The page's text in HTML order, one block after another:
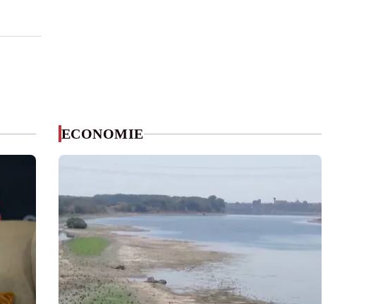
ECONOMIE